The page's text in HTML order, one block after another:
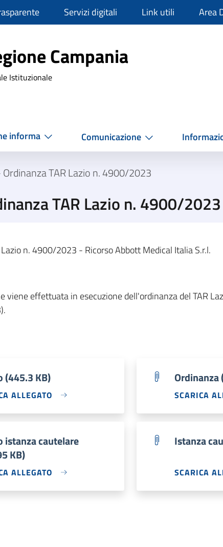
Servizi digitali Link utili Area
Campania
Campania
Istituzionale
informa Comunicazione
TAR Lazio n. 4900/2023
TAR Lazio n. 4900/2023
n. 4900/2023 - Ricorso Abbott Medical Italia S.r.l.
viene effettuata in esecuzione dell'ordinanza del TAR
(445.3 KB)
ALLEGATO
Ordinanza
SCARICA
istanza cautelare
KB)
ALLEGATO
Istanza
SCARICA